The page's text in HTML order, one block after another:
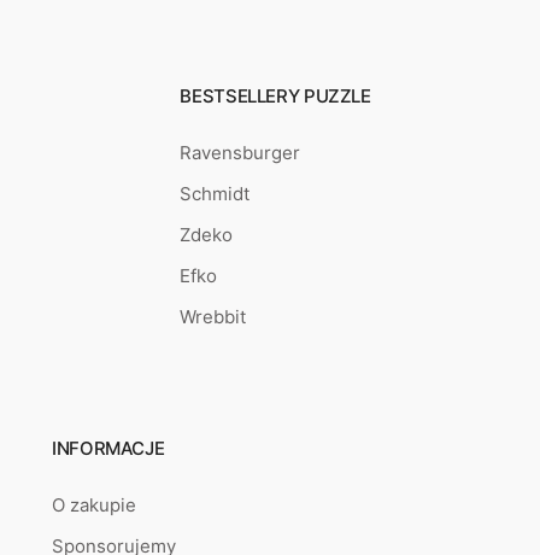
BESTSELLERY PUZZLE
Ravensburger
Schmidt
Zdeko
Efko
Wrebbit
INFORMACJE
O zakupie
Sponsorujemy